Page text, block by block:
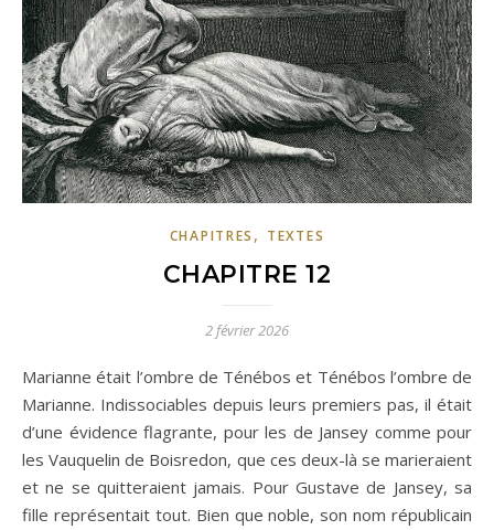
CHAPITRES , TEXTES
CHAPITRE 12
2 février 2026
Marianne était l’ombre de Ténébos et Ténébos l’ombre de
Marianne. Indissociables depuis leurs premiers pas, il était
d’une évidence flagrante, pour les de Jansey comme pour
les Vauquelin de Boisredon, que ces deux-là se marieraient
et ne se quitteraient jamais. Pour Gustave de Jansey, sa
fille représentait tout. Bien que noble, son nom républicain